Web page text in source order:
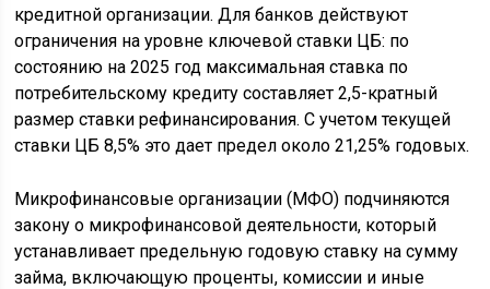
кредитной организации. Для банков действуют
ограничения на уровне ключевой ставки ЦБ: по
состоянию на 2025 год максимальная ставка по
потребительскому кредиту составляет 2,5-кратный
размер ставки рефинансирования. С учетом текущей
ставки ЦБ 8,5% это дает предел около 21,25% годовых.
Микрофинансовые организации (МФО) подчиняются
закону о микрофинансовой деятельности, который
устанавливает предельную годовую ставку на сумму
займа, включающую проценты, комиссии и иные